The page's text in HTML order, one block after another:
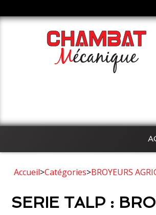
Accueil>Catégories>BROYEURS
SERIE TALP :